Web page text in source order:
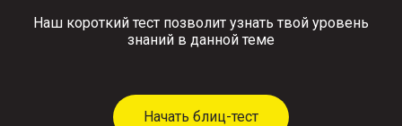
Наш короткий тест позволит узнать твой уровень
знаний в данной теме
Начать блиц-тест